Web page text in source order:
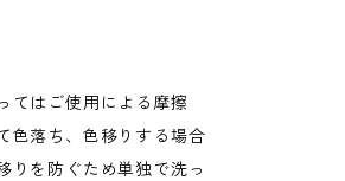
てはご使用による摩擦
色落ち、色移りする場合
りを防ぐため単独で洗っ